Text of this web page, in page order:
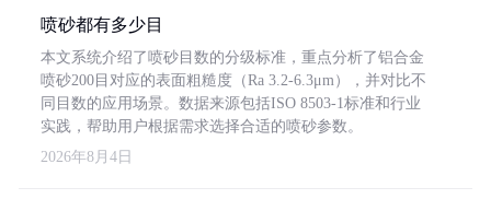
喷砂都有多少目
本文系统介绍了喷砂目数的分级标准，重点分析了铝合金
喷砂200目对应的表面粗糙度（Ra 3.2-6.3μm），并对比不
同目数的应用场景。数据来源包括ISO 8503-1标准和行业
实践，帮助用户根据需求选择合适的喷砂参数。
2026年8月4日